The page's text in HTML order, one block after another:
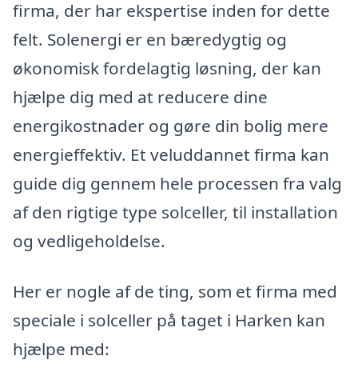
firma, der har ekspertise inden for dette
felt. Solenergi er en bæredygtig og
økonomisk fordelagtig løsning, der kan
hjælpe dig med at reducere dine
energikostnader og gøre din bolig mere
energieffektiv. Et veluddannet firma kan
guide dig gennem hele processen fra valg
af den rigtige type solceller, til installation
og vedligeholdelse.
Her er nogle af de ting, som et firma med
speciale i solceller på taget i Harken kan
hjælpe med: